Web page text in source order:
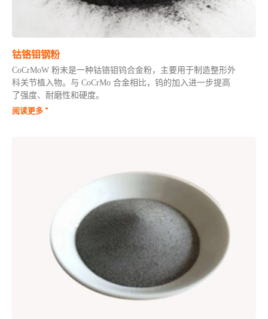
钴铬钼钢粉
CoCrMoW 粉末是一种钴铬钼钨合金粉，主要用于制造整形外
科关节植入物。与 CoCrMo 合金相比，钨的加入进一步提高
了强度、耐磨性和硬度。
阅读更多 "